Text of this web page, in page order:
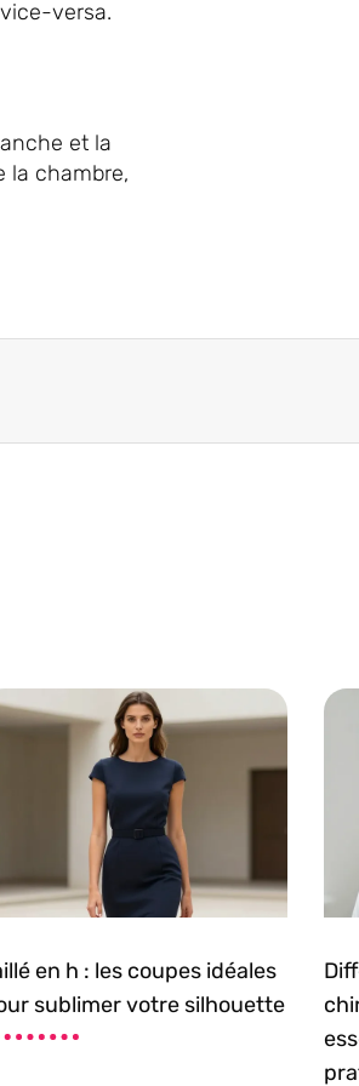
versa.
et la
la chambre,
en h : les coupes idéales
sublimer votre silhouette